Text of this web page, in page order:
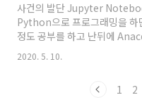
사건의 발단 Jupyter
Python으로 프로그래밍을 하
정도 공부를 하고 난뒤에
Powershell Prompt로 실행
Notebook 서버를 종료 시키고
적으로 사용한다. ( 언어, 프레
2020. 5. 10.
1 2